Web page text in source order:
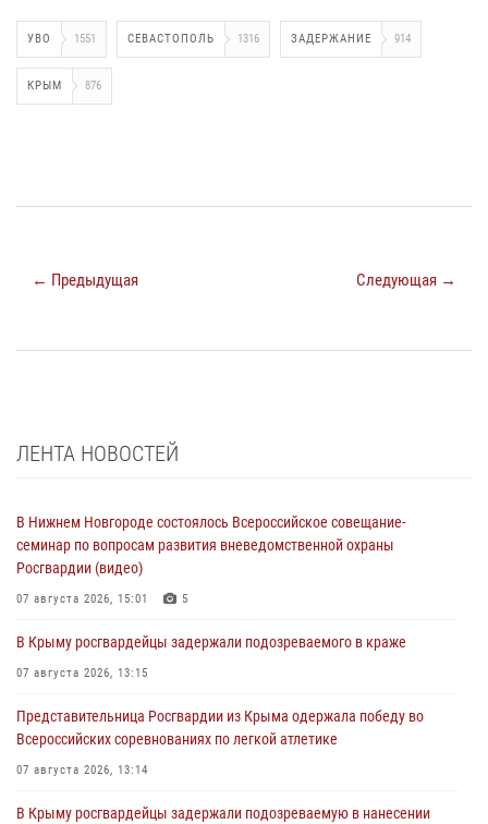
УВО 1551 СЕВАСТОПОЛЬ 1316 ЗАДЕРЖАНИЕ 914
КРЫМ 876
← Предыдущая Следующая →
ЛЕНТА НОВОСТЕЙ
В Нижнем Новгороде состоялось Всероссийское совещание-
семинар по вопросам развития вневедомственной охраны
Росгвардии (видео)
07 августа 2026, 15:01 5
В Крыму росгвардейцы задержали подозреваемого в краже
07 августа 2026, 13:15
Представительница Росгвардии из Крыма одержала победу во
Всероссийских соревнованиях по легкой атлетике
07 августа 2026, 13:14
В Крыму росгвардейцы задержали подозреваемую в нанесении